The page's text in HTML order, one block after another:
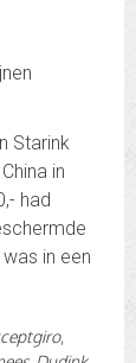
Starink
in
had
in een
,